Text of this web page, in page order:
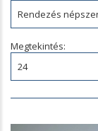
Rendezés:
Megtekintés: